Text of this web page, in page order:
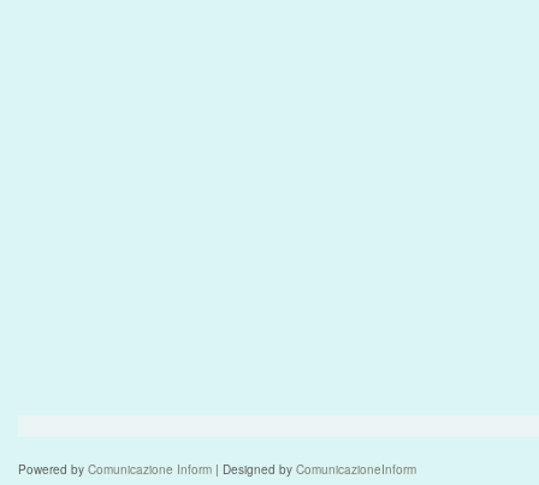
Powered by Comunicazione Inform | Designed by ComunicazioneInform